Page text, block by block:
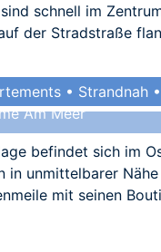
schnell im
der Stradstraße
• Strandnah
• Allergikergeeignet
Am Meer
befindet sich im
in unmittelbarer
mit seinen